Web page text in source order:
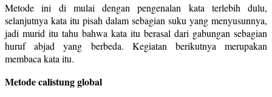
Metode ini di mulai dengan pengenalan kata terlebih dulu,
selanjutnya kata itu pisah dalam sebagian suku yang menyusunnya,
jadi murid itu tahu bahwa kata itu berasal dari gabungan sebagian
huruf abjad yang berbeda. Kegiatan berikutnya merupakan
membaca kata itu.
Metode calistung global